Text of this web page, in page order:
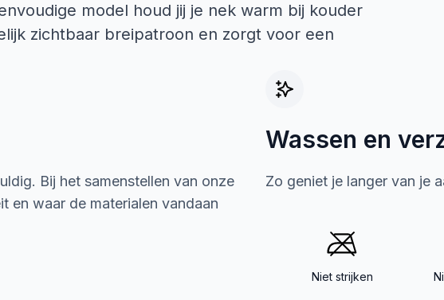
model houd jij je nek warm bij kouder
zichtbaar breipatroon en zorgt voor een
Bij het samenstellen van onze
en waar de materialen vandaan
Wassen en
Zo geniet je langer van je
Niet strijken